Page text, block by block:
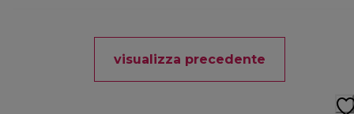
visualizza precedente